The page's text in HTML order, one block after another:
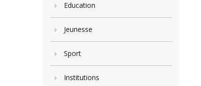
Education
Jeunesse
Sport
Institutions